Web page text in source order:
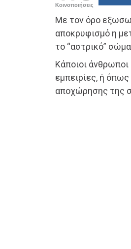
Κοινοποιήσεις
Με τον όρο
αποκρυφισμό η
το “αστρικό”
Κάποιοι
εμπειρίες, ή όπως
αποχώρησης της